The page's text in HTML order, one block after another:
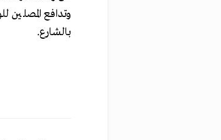
وتدافع
بالشارع.